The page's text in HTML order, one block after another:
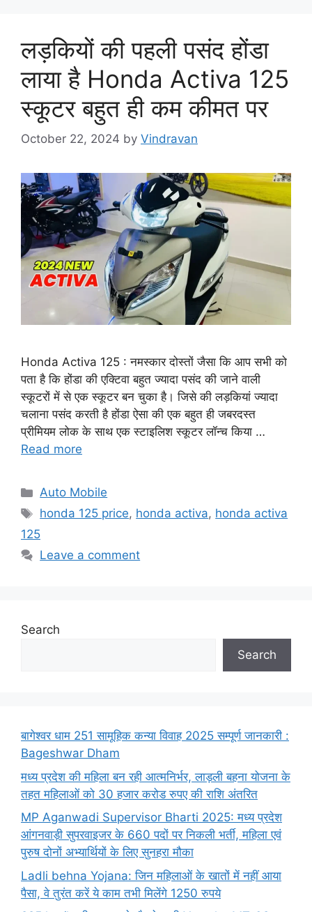
लड़कियों की पहली पसंद होंडा
लाया है Honda Activa 125
स्कूटर बहुत ही कम कीमत पर
October 22, 2024 by Vindravan
Honda Activa 125 : नमस्कार दोस्तों जैसा कि आप सभी को
पता है कि होंडा की एक्टिवा बहुत ज्यादा पसंद की जाने वाली
स्कूटरों में से एक स्कूटर बन चुका है। जिसे की लड़कियां ज्यादा
चलाना पसंद करती है होंडा ऐसा की एक बहुत ही जबरदस्त
प्रीमियम लोक के साथ एक स्टाइलिश स्कूटर लॉन्च किया …
Read more
Categories
Auto Mobile
Tags
honda 125 price, honda activa, honda activa
125
Leave a comment
Search
Search
बागेश्वर धाम 251 सामूहिक कन्या विवाह 2025 सम्पूर्ण जानकारी :
Bageshwar Dham
मध्य प्रदेश की महिला बन रही आत्मनिर्भर, लाड़ली बहना योजना के
तहत महिलाओं को 30 हजार करोड रुपए की राशि अंतरित
MP Aganwadi Supervisor Bharti 2025: मध्य प्रदेश
आंगनवाड़ी सुपरवाइजर के 660 पदों पर निकली भर्ती, महिला एवं
पुरुष दोनों अभ्यार्थियों के लिए सुनहरा मौका
Ladli behna Yojana: जिन महिलाओं के खातों में नहीं आया
पैसा, वे तुरंत करें ये काम तभी मिलेंगे 1250 रुपये